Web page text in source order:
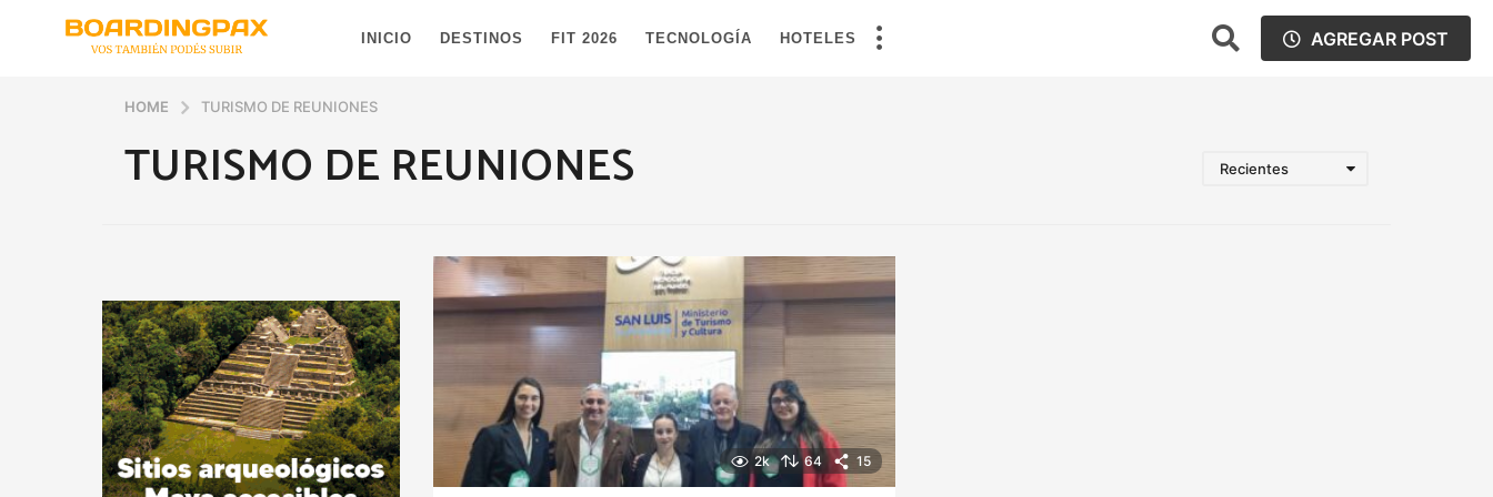
INICIO DESTINOS FIT 2026 TECNOLOGÍA HOTELES AGREGAR POST
HOME TURISMO DE REUNIONES
TURISMO DE REUNIONES Recientes
2k 64 15